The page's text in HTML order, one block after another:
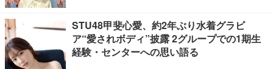
STU48甲斐心愛、約2年ぶり水着グラビ
ア“愛されボディ”披露 2グループでの1期生
経験・センターへの思い語る